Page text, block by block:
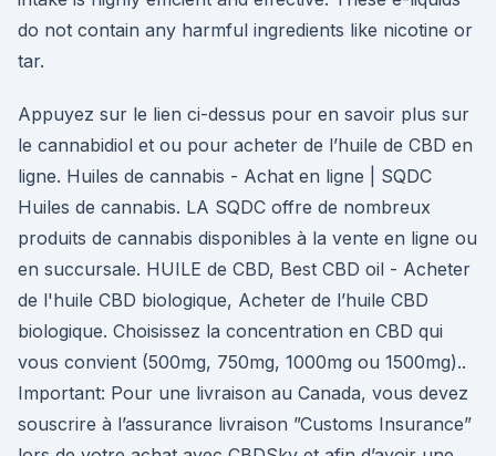
do not contain any harmful ingredients like nicotine or
tar.
Appuyez sur le lien ci-dessus pour en savoir plus sur
le cannabidiol et ou pour acheter de l’huile de CBD en
ligne. Huiles de cannabis - Achat en ligne | SQDC
Huiles de cannabis. LA SQDC offre de nombreux
produits de cannabis disponibles à la vente en ligne ou
en succursale. HUILE de CBD, Best CBD oil - Acheter
de l'huile CBD biologique, Acheter de l’huile CBD
biologique. Choisissez la concentration en CBD qui
vous convient (500mg, 750mg, 1000mg ou 1500mg)..
Important: Pour une livraison au Canada, vous devez
souscrire à l’assurance livraison ”Customs Insurance”